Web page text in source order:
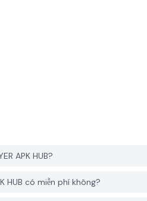
APK HUB?
HUB có miễn phí không?